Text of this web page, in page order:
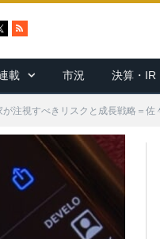
R
S
載 市況 決算・IR
注視すべきリスクと成長戦略＝佐